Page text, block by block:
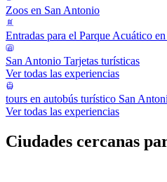
Zoos en San Antonio
Entradas para el Parque Acuático
San Antonio Tarjetas turísticas
Ver todas las experiencias
tours en autobús turístico San
Ver todas las experiencias
Ciudades cercanas